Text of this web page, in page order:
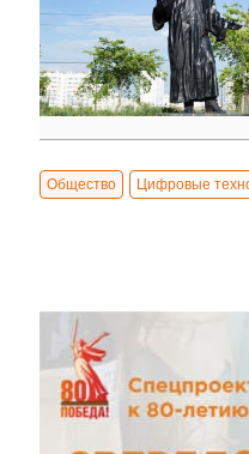
Общество Цифровые